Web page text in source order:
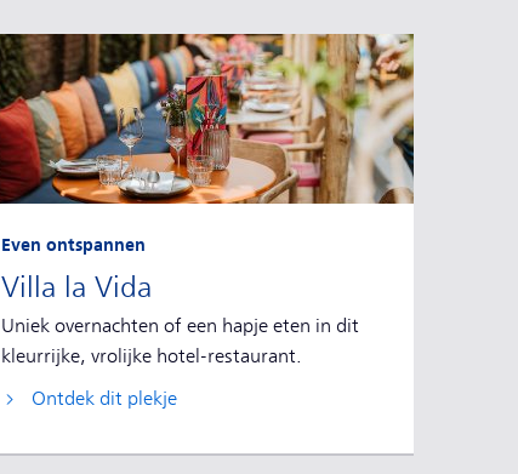
Villa la Vida
Even ontspannen
Uniek overnachten of een hapje eten in dit
kleurrijke, vrolijke hotel-restaurant.
Ontdek dit plekje